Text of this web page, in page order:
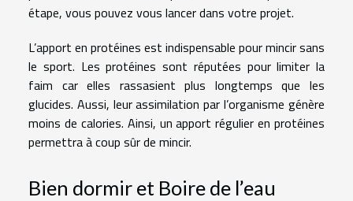
étape, vous pouvez vous lancer dans votre projet.
L’apport en protéines est indispensable pour mincir sans
le sport. Les protéines sont réputées pour limiter la
faim car elles rassasient plus longtemps que les
glucides. Aussi, leur assimilation par l’organisme génère
moins de calories. Ainsi, un apport régulier en protéines
permettra à coup sûr de mincir.
Bien dormir et Boire de l’eau